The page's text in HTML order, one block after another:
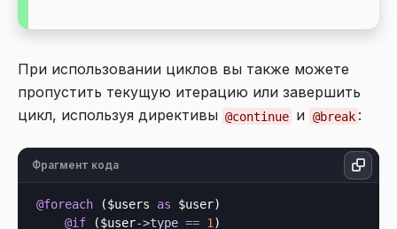
При использовании циклов вы также можете
пропустить текущую итерацию или завершить
цикл, используя директивы @continue и @break :
Фрагмент кода
@foreach ($users as $user)
@if ($user->type == 1)